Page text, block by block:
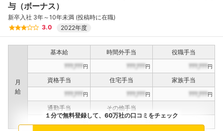
与（ボーナス）
新卒入社 3年～10年未満 (投稿時に在職)
3.0
2022年度
月
給
基本給 時間外手当
役職手当
???,???円 ???,???円 ???,???円
資格手当 住宅手当
家族手当
???,???円 ???,???円 ???,???円
通勤手当
その他手当
１分で無料登録して、60万社の口コミをチェック